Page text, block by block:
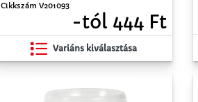
Cikkszám V201093
-tól 444 Ft
Variáns kiválasztása